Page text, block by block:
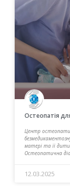
Остеопатія
Центр
матері та її
Остеопатична
12.03.2025